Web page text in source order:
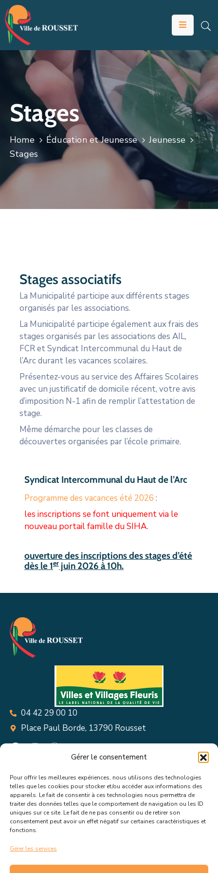
Gérer le consentement
Pour offrir les meilleures expériences, nous utilisons des technologies
telles que les cookies pour stocker et/ou accéder aux informations des
appareils. Le fait de consentir à ces technologies nous permettra de
traiter des données telles que le comportement de navigation ou les ID
uniques sur ce site. Le fait de ne pas consentir ou de retirer son
consentement peut avoir un effet négatif sur certaines caractéristiques et
fonctions.
Gérer les services
VOTRE
MAIRIE
VIVRE
ROUSSET
ÉDUCATION
JEUNESSE
SOLIDARITÉS
ANIMATION
Stages
Home Éducation et Jeunesse
Jeunesse
Stages
Stages associatifs
La Municipalité participe aux différents stages
organisés par les associations.
La Municipalité participe également aux frais des
stages organisés par les associations des AIL,
FCR et Syndicat Intercommunal du Haut de
l’Arc durant les vacances scolaires.
Présentez-vous au service des Affaires Scolaires
avec un justificatif de domicile récent, votre avis
d’imposition N-1 afin de remplir l’attestation de
stage.
Même démarche pour les classes de
découvertes organisées par l’école primaire.
Syndicat Intercommunal du Haut de l’Arc
Programme des vacances été 2026 :
les inscriptions se font uniquement via le
nouveau portail famille du SIHA.
ouverture des inscriptions des stages d’été
dès le 1er juin 2026 à 10h.
04 42 29 00 10
Place Paul Borde, 13790 Rousset
Suivez toutes les informations &
actualités de votre ville !
mairie de Rousset. En savoir plus sur la gestion de mes